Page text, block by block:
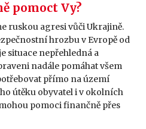
pomoct Vy?
ruskou agresi vůči Ukrajině.
hrozbu v Evropě od
situace nepřehledná a
nadále pomáhat všem
přímo na území
útěku obyvatel i v okolních
pomoci finančně přes